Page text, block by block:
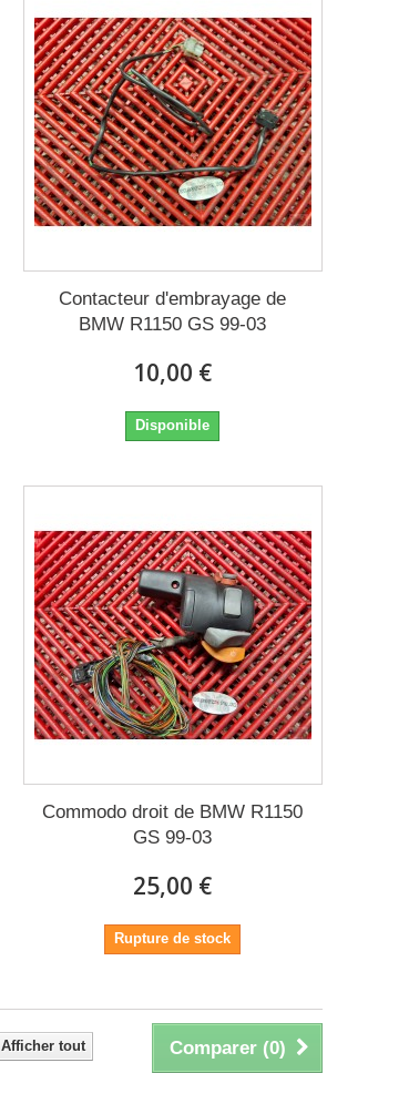
Contacteur d'embrayage de
BMW R1150 GS 99-03
10,00 €
Disponible
Commodo droit de BMW R1150
GS 99-03
25,00 €
Rupture de stock
Comparer (0)
Afficher tout